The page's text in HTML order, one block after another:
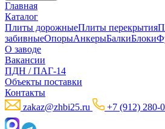
Главная
Каталог
Плиты дорожныеПлиты перекрытия
забивныеОпорыАнкерыБалкиБлоки
О заводе
Вакансии
ПДН / ПАГ-14
Объекты поставки
Контакты
zakaz@zhbi25.ru
+7 (912) 280-